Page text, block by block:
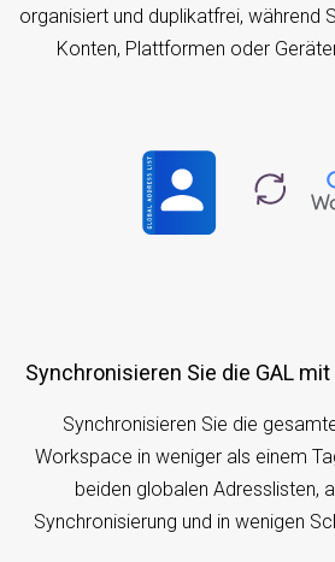
organisiert und duplikatfrei, während
Konten, Plattformen oder
Synchronisieren Sie die GAL
Synchronisieren Sie die
Workspace in weniger als einem
beiden globalen Adresslisten,
Synchronisierung und in wenigen